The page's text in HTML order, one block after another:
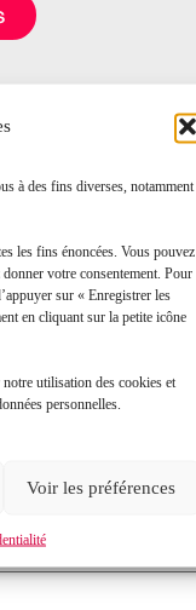
à des fins diverses, notamment
les fins énoncées. Vous pouvez
votre consentement. Pour
sur « Enregistrer les
en cliquant sur la petite icône
utilisation des cookies et
personnelles.
Voir les préférences
demande*